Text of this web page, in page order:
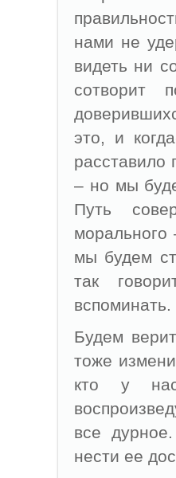
нами не
видеть ни
сотворит
это, и
расставило
– но мы
Путь
мы будем
так
вспоминать.
Будем
тоже
кто у
все
нести ее